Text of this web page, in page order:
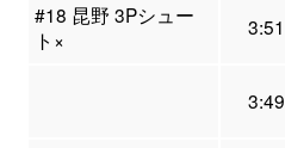
#18 昆野 3Pシュー
ト×
3:51
3:49